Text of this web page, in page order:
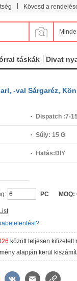
Kövesd a
táskák Divat
-val Sárgaréz,
Dispatch :7-
Súly: 15 G
Hatás: DIY
PC MOQ:
között teljesen
alapján kerül